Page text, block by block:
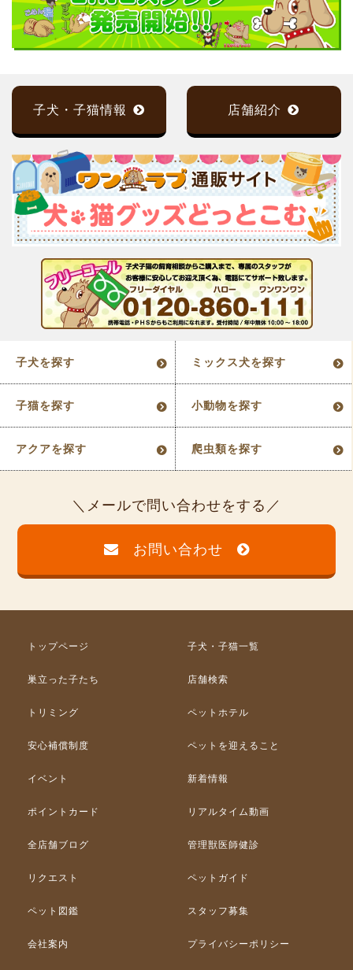
子犬・子猫情報 店舗紹介
子犬を探す ミックス犬を探す
子猫を探す 小動物を探す
アクアを探す 爬虫類を探す
メールで問い合わせをする
お問い合わせ
トップページ 子犬・子猫一覧
巣立った子たち 店舗検索
トリミング ペットホテル
安心補償制度 ペットを迎えること
イベント 新着情報
ポイントカード リアルタイム動画
全店舗ブログ 管理獣医師健診
リクエスト ペットガイド
ペット図鑑 スタッフ募集
会社案内 プライバシーポリシー